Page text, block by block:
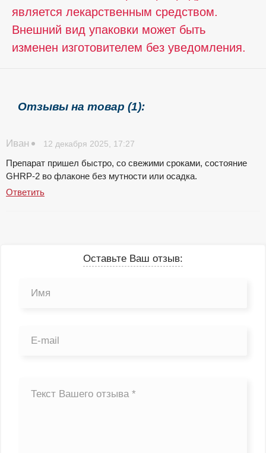
является лекарственным средством.
Внешний вид упаковки может быть
изменен изготовителем без уведомления.
Отзывы на товар (1):
Иван 12 декабря 2025, 17:27
Препарат пришел быстро, со свежими сроками, состояние
GHRP-2 во флаконе без мутности или осадка.
Ответить
Оставьте Ваш отзыв: